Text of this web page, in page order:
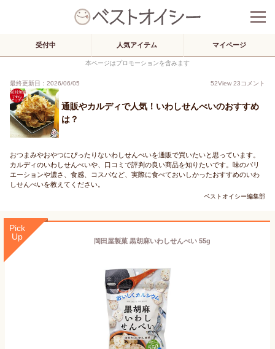
受付中 人気アイテム マイページ
本ページはプロモーションを含みます
最終更新日：2026/06/05 52View 23コメント
通販やカルディで人気！いわしせんべいのおすすめ
は？
おつまみやおやつにぴったりないわしせんべいを通販で買いたいと思っています。
カルディのいわしせんべいや、口コミで評判の良い商品を知りたいです。味のバリ
エーションや濃さ、食感、コスパなど、実際に食べておいしかったおすすめのいわ
しせんべいを教えてください。
ベストオイシー編集部
Pick
Up
岡田屋製菓 黒胡麻いわしせんべい 55g